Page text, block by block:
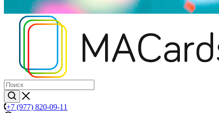
+7 (977) 820-09-11